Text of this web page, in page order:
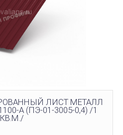
ЛИСТ МЕТАЛЛ
A (ПЭ-01-3005-0,4) /1
КВ.М./